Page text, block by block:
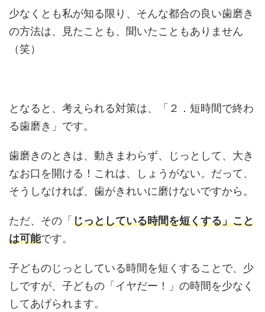
少なくとも私が知る限り、そんな都合の良い歯磨き
の方法は、見たことも、聞いたこともありません
（笑）
となると、考えられる対策は、「２．短時間で終わ
る歯磨き」です。
歯磨きのときは、動きまわらず、じっとして、大き
なお口を開ける！これは、しょうがない。だって、
そうしなければ、歯がきれいに磨けないですから。
ただ、その「 じっとしている時間を短くする」こと
は可能です。
子どものじっとしている時間を短くすることで、少
しですが、子どもの「イヤだー！」の時間を少なく
してあげられます。